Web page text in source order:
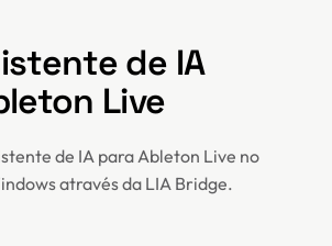
de IA
Live
de IA para Ableton Live no
através da LIA Bridge.